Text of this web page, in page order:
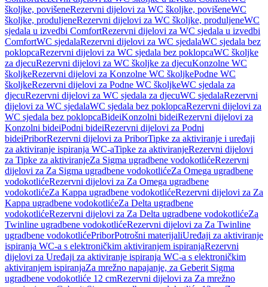
školjke, povišeneRezervni dijelovi za WC školjke, povišeneWC
školjke, produljeneRezervni dijelovi za WC školjke, produljeneWC
sjedala u izvedbi ComfortRezervni dijelovi za WC sjedala u izvedbi
ComfortWC sjedalaRezervni dijelovi za WC sjedalaWC sjedala bez
poklopcaRezervni dijelovi za WC sjedala bez poklopcaWC školjke
za djecuRezervni dijelovi za WC školjke za djecuKonzolne WC
školjkeRezervni dijelovi za Konzolne WC školjkePodne WC
školjkeRezervni dijelovi za Podne WC školjkeWC sjedala za
djecuRezervni dijelovi za WC sjedala za djecuWC sjedalaRezervni
dijelovi za WC sjedalaWC sjedala bez poklopcaRezervni dijelovi za
WC sjedala bez poklopcaBideiKonzolni bideiRezervni dijelovi za
Konzolni bideiPodni bideiRezervni dijelovi za Podni
bideiPriborRezervni dijelovi za PriborTipke za aktiviranje i uređaji
za aktiviranje ispiranja WC-aTipke za aktiviranjeRezervni dijelovi
za Tipke za aktiviranjeZa Sigma ugradbene vodokotlićeRezervni
dijelovi za Za Sigma ugradbene vodokotlićeZa Omega ugradbene
vodokotlićeRezervni dijelovi za Za Omega ugradbene
vodokotlićeZa Kappa ugradbene vodokotlićeRezervni dijelovi za Za
Kappa ugradbene vodokotlićeZa Delta ugradbene
vodokotlićeRezervni dijelovi za Za Delta ugradbene vodokotlićeZa
Twinline ugradbene vodokotlićeRezervni dijelovi za Za Twinline
ugradbene vodokotlićePriborPotrošni materijaliUređaji za aktiviranje
ispiranja WC-a s elektroničkim aktiviranjem ispiranjaRezervni
dijelovi za Uređaji za aktiviranje ispiranja WC-a s elektroničkim
aktiviranjem ispiranjaZa mrežno napajanje, za Geberit Sigma
ugradbene vodokotliće 12 cmRezervni dijelovi za Za mrežno